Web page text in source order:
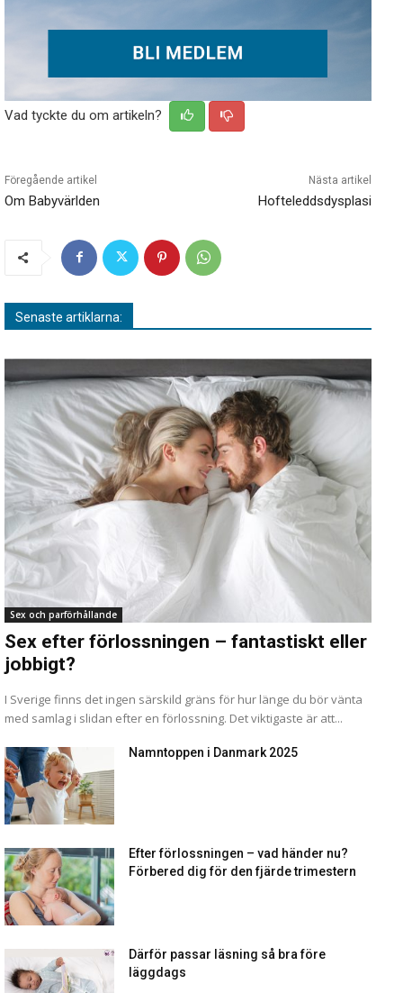
Vad tyckte du om artikeln?
Föregående artikel
Om Babyvärlden
Nästa artikel
Hofteleddsdysplasi
Senaste artiklarna:
Sex och parförhållande
Sex efter förlossningen – fantastiskt eller
jobbigt?
I Sverige finns det ingen särskild gräns för hur länge du bör vänta
med samlag i slidan efter en förlossning. Det viktigaste är att...
Namntoppen i Danmark 2025
Efter förlossningen – vad händer nu?
Förbered dig för den fjärde trimestern
Därför passar läsning så bra före
läggdags